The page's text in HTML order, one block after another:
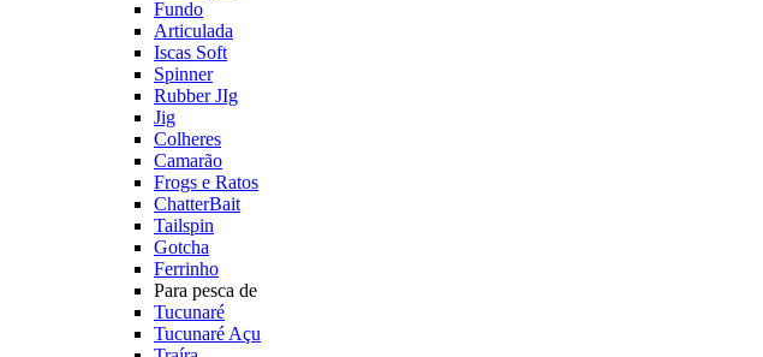
Fundo
Articulada
Iscas Soft
Spinner
Rubber JIg
Jig
Colheres
Camarão
Frogs e Ratos
ChatterBait
Tailspin
Gotcha
Ferrinho
Para pesca de
Tucunaré
Tucunaré Açu